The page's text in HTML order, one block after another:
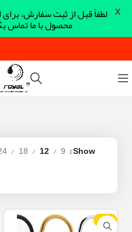
Show
9
12
18
-23%
لطفاً قبل از ثبت سفارش،
محصول با ما تماس
X